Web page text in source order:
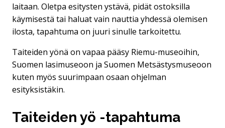
laitaan. Oletpa esitysten ystävä, pidät ostoksilla
käymisestä tai haluat vain nauttia yhdessä olemisen
ilosta, tapahtuma on juuri sinulle tarkoitettu.
Taiteiden yönä on vapaa pääsy Riemu-museoihin,
Suomen lasimuseoon ja Suomen Metsästysmuseoon
kuten myös suurimpaan osaan ohjelman
esityksistäkin.
Taiteiden yö -tapahtuma